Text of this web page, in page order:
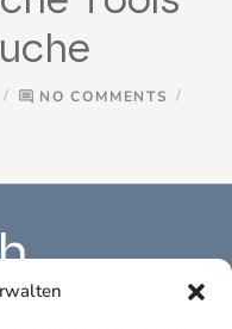
comment NO COMMENTS